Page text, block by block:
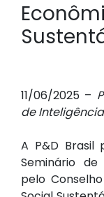
11/06/2025 –
de
A P&D Brasil
Seminário
pelo